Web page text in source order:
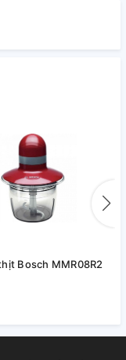
dùng để thịt xay
xúc xích
Bosch MMR08R2